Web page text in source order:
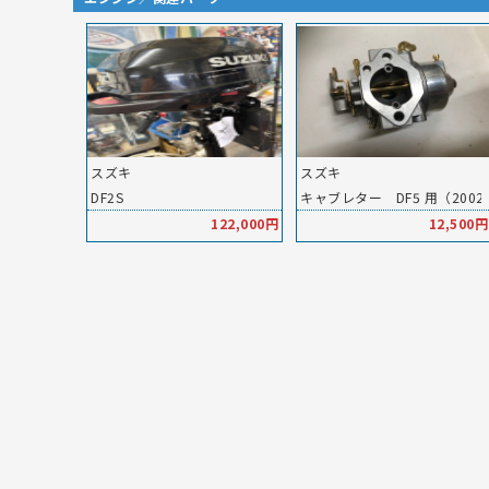
スズキ
DF2S
122,000円
スズキ
キャブレター DF5 用（2002
12,500円